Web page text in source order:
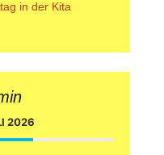
in der Kita
2026